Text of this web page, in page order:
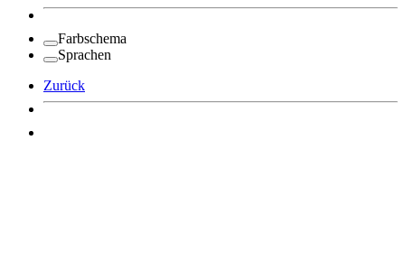
Farbschema
Sprachen
Zurück